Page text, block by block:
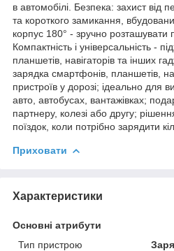
в автомобілі. Безпека: захист від
та короткого замикання,
корпус 180° - зручно розташувати
Компактність і універсальність -
планшетів, навігаторів та інших
зарядка смартфонів, планшетів,
пристроїв у дорозі; ідеально для
авто, автобусах, вантажівках;
партнеру, колезі або другу;
поїздок, коли потрібно зарядити
Приховати
Характеристики
Основні атрибути
Тип пристрою